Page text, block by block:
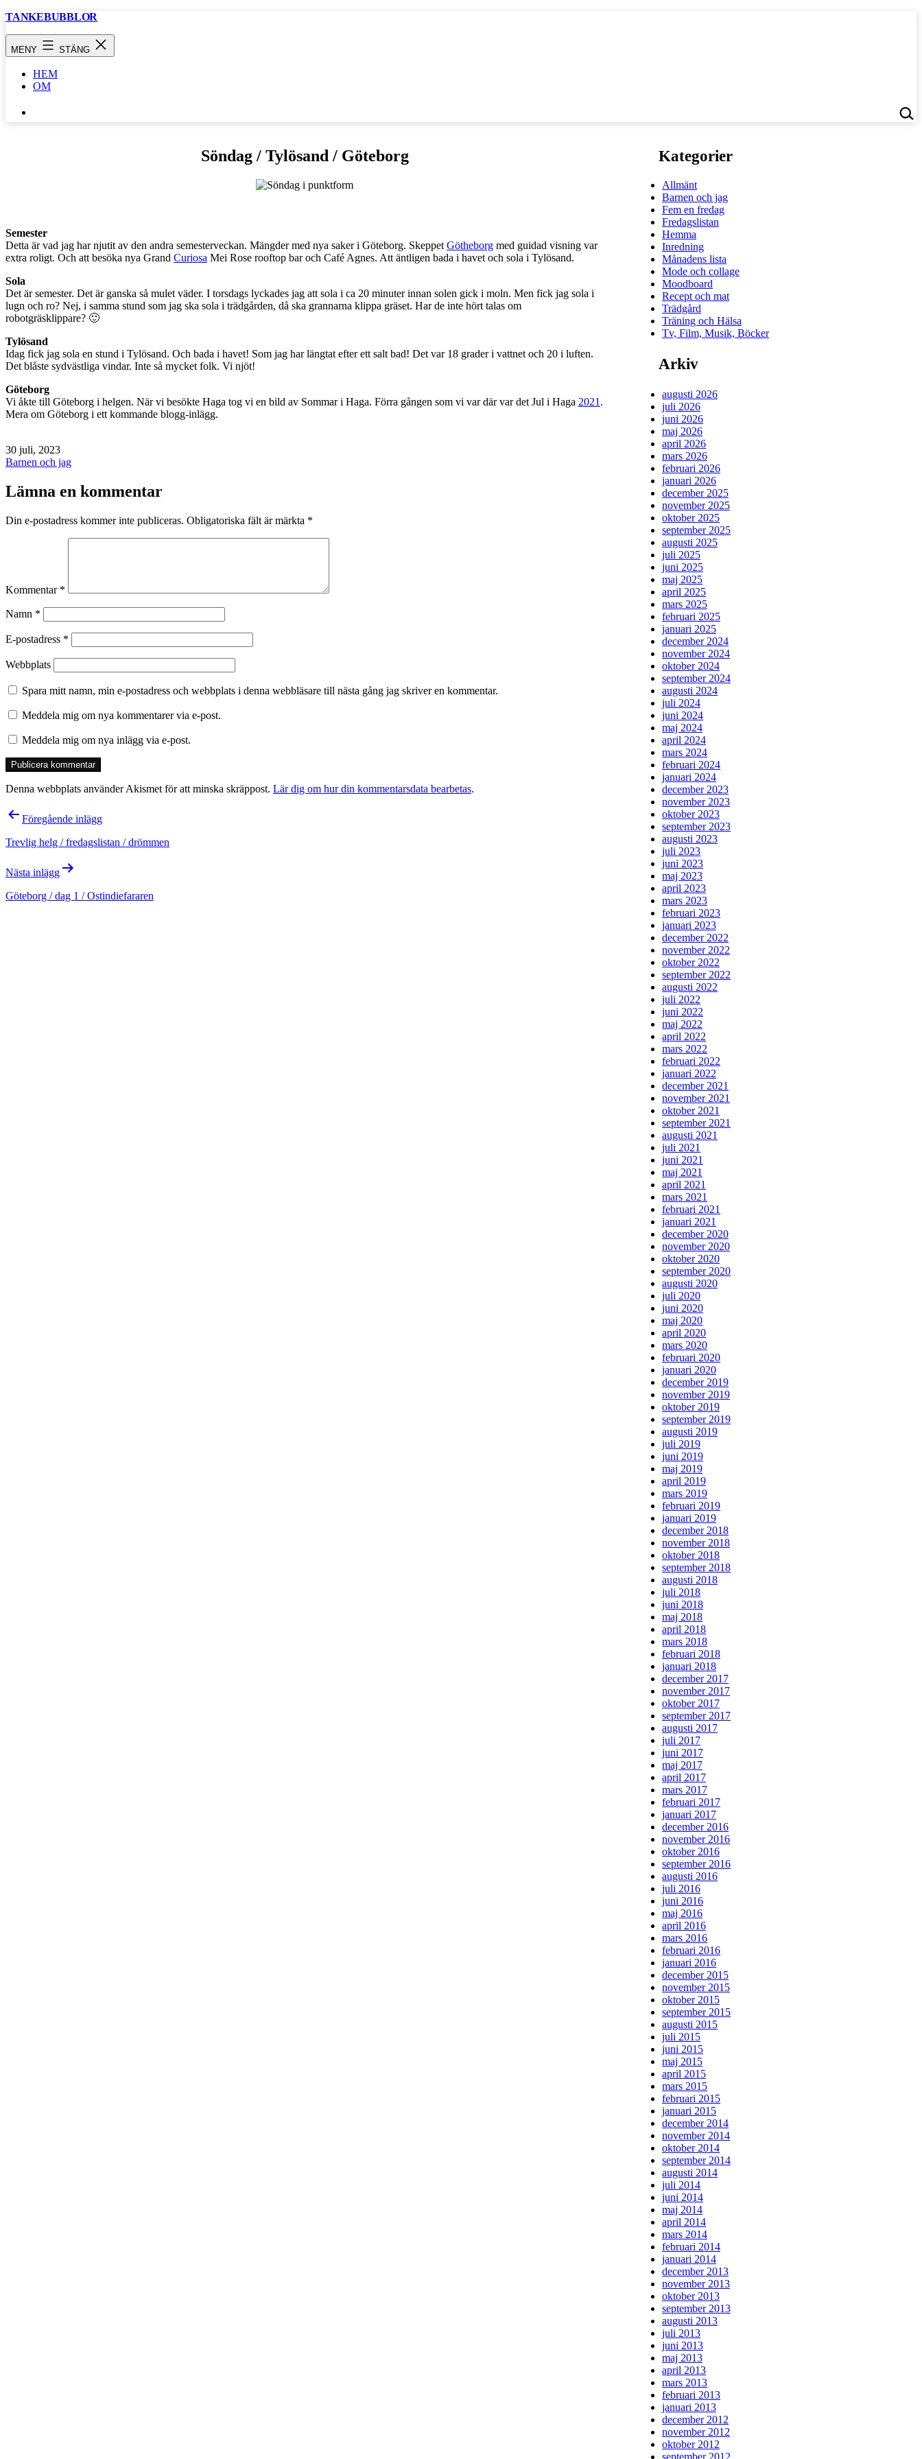
Hoppa
TANKEBUBBLOR
MENY STÄNG
HEM
OM
…
Söndag / Tylösand / Göteborg
Semester
Detta är vad jag har njutit av den andra semesterveckan. Mängder med nya saker i Göteborg. Skeppet Götheborg med guidad visning var
extra roligt. Och att besöka nya Grand Curiosa Mei Rose rooftop bar och Café Agnes. Att äntligen bada i havet och sola i Tylösand.
Sola
Det är semester. Det är ganska så mulet väder. I torsdags lyckades jag att sola i ca 20 minuter innan solen gick i moln. Men fick jag sola i
lugn och ro? Nej, i samma stund som jag ska sola i trädgården, då ska grannarna klippa gräset. Har de inte hört talas om
robotgräsklippare? 🙂
Tylösand
Idag fick jag sola en stund i Tylösand. Och bada i havet! Som jag har längtat efter ett salt bad! Det var 18 grader i vattnet och 20 i luften.
Det blåste sydvästliga vindar. Inte så mycket folk. Vi njöt!
Göteborg
Vi åkte till Göteborg i helgen. När vi besökte Haga tog vi en bild av Sommar i Haga. Förra gången som vi var där var det Jul i Haga 2021 .
Mera om Göteborg i ett kommande blogg-inlägg.
Publicerat
den
30 juli, 2023
Kategoriserat
Barnen och jag
Lämna en kommentar
Din e-postadress kommer inte publiceras. Obligatoriska fält är märkta *
Kommentar *
Namn *
E-postadress *
Webbplats
Spara mitt namn, min e-postadress och webbplats i denna webbläsare till nästa gång jag skriver en kommentar.
Meddela mig om nya kommentarer via e-post.
Meddela mig om nya inlägg via e-post.
Denna webbplats använder Akismet för att minska skräppost. Lär dig om hur din kommentarsdata bearbetas.
Inläggsnavigering
Föregående inlägg
Trevlig helg / fredagslistan / drömmen
Nästa inlägg
Göteborg / dag 1 / Ostindiefararen
Kategorier
Allmänt
Barnen och jag
Fem en fredag
Fredagslistan
Hemma
Inredning
Månadens lista
Mode och collage
Moodboard
Recept och mat
Trädgård
Träning och Hälsa
Tv, Film, Musik, Böcker
Arkiv
augusti 2026
juli 2026
juni 2026
maj 2026
april 2026
mars 2026
februari 2026
januari 2026
december 2025
november 2025
oktober 2025
september 2025
augusti 2025
juli 2025
juni 2025
maj 2025
april 2025
mars 2025
februari 2025
januari 2025
december 2024
november 2024
oktober 2024
september 2024
augusti 2024
juli 2024
juni 2024
maj 2024
april 2024
mars 2024
februari 2024
januari 2024
december 2023
november 2023
oktober 2023
september 2023
augusti 2023
juli 2023
juni 2023
maj 2023
april 2023
mars 2023
februari 2023
januari 2023
december 2022
november 2022
oktober 2022
september 2022
augusti 2022
juli 2022
juni 2022
maj 2022
april 2022
mars 2022
februari 2022
januari 2022
december 2021
november 2021
oktober 2021
september 2021
augusti 2021
juli 2021
juni 2021
maj 2021
april 2021
mars 2021
februari 2021
januari 2021
december 2020
november 2020
oktober 2020
september 2020
augusti 2020
juli 2020
juni 2020
maj 2020
april 2020
mars 2020
februari 2020
januari 2020
december 2019
november 2019
oktober 2019
september 2019
augusti 2019
juli 2019
juni 2019
maj 2019
april 2019
mars 2019
februari 2019
januari 2019
december 2018
november 2018
oktober 2018
september 2018
augusti 2018
juli 2018
juni 2018
maj 2018
april 2018
mars 2018
februari 2018
januari 2018
december 2017
november 2017
oktober 2017
september 2017
augusti 2017
juli 2017
juni 2017
maj 2017
april 2017
mars 2017
februari 2017
januari 2017
december 2016
november 2016
oktober 2016
september 2016
augusti 2016
juli 2016
juni 2016
maj 2016
april 2016
mars 2016
februari 2016
januari 2016
december 2015
november 2015
oktober 2015
september 2015
augusti 2015
juli 2015
juni 2015
maj 2015
april 2015
mars 2015
februari 2015
januari 2015
december 2014
november 2014
oktober 2014
september 2014
augusti 2014
juli 2014
juni 2014
maj 2014
april 2014
mars 2014
februari 2014
januari 2014
december 2013
november 2013
oktober 2013
september 2013
augusti 2013
juli 2013
juni 2013
maj 2013
april 2013
mars 2013
februari 2013
januari 2013
december 2012
november 2012
oktober 2012
september 2012